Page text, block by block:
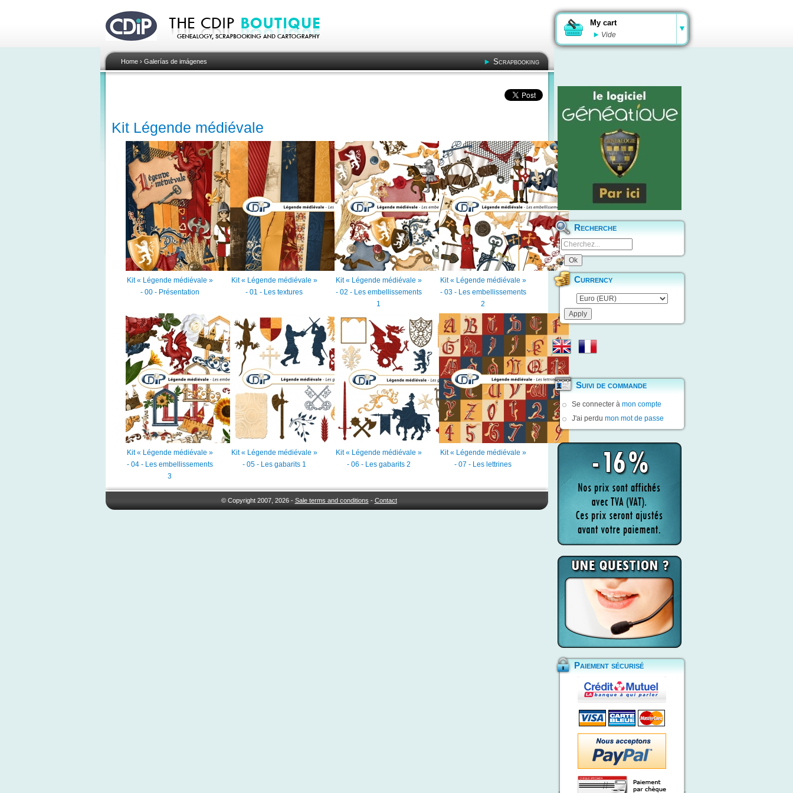
My cart
Vide
Home› Galerías de imágenes Scrapbooking
Kit Légende médiévale
Kit « Légende médiévale »
- 00 - Présentation
Kit « Légende médiévale »
- 01 - Les textures
Kit « Légende médiévale »
- 02 - Les embellissements
1
Kit « Légende médiévale »
- 03 - Les embellissements
2
Kit « Légende médiévale »
- 04 - Les embellissements
3
Kit « Légende médiévale »
- 05 - Les gabarits 1
Kit « Légende médiévale »
- 06 - Les gabarits 2
Kit « Légende médiévale »
- 07 - Les lettrines
© Copyright 2007, 2026 - Sale terms and conditions - Contact
Recherche
Currency
Suivi de commande
Se connecter à mon compte
J'ai perdu mon mot de passe
Paiement sécurisé